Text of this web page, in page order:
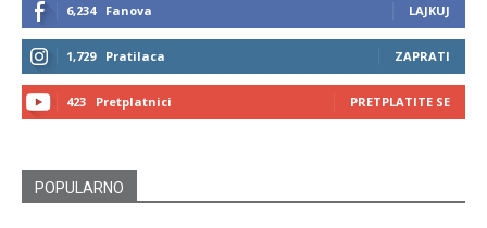
6,234 Fanova LAJKUJ
1,729 Pratilaca ZAPRATI
423 Pretplatnici PRETPLATITE SE
POPULARNO